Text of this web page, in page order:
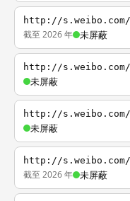
http://
截至 2026 年 未屏蔽
http://s.weibo.com/
未屏蔽
http://s.weibo.com/
未屏蔽
http://s.weibo.com/
截至 2026 年 未屏蔽